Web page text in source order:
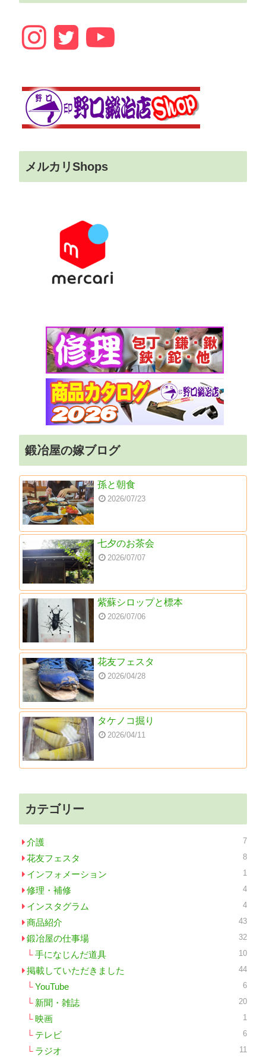
メルカリShops
鍛冶屋の嫁ブログ
孫と朝食
2026/07/23
七夕のお茶会
2026/07/07
紫蘇シロップと標本
2026/07/06
花友フェスタ
2026/04/28
タケノコ掘り
2026/04/11
カテゴリー
介護 7
花友フェスタ 8
インフォメーション 1
修理・補修 4
インスタグラム 4
商品紹介 43
鍛冶屋の仕事場 32
手になじんだ道具 10
掲載していただきました 44
YouTube 6
新聞・雑誌 20
映画 1
テレビ 6
ラジオ 11